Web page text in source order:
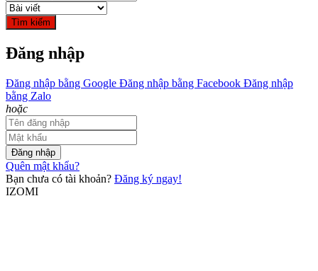
Tìm kiếm
Đăng nhập
Đăng nhập bằng Google Đăng nhập bằng Facebook Đăng nhập
bằng Zalo
hoặc
Đăng nhập
Quên mật khẩu?
Bạn chưa có tài khoản? Đăng ký ngay!
IZOMI